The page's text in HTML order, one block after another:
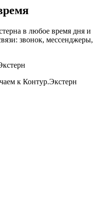
в любое время дня и
звонок, мессенджеры,
к Контур.Экстерн